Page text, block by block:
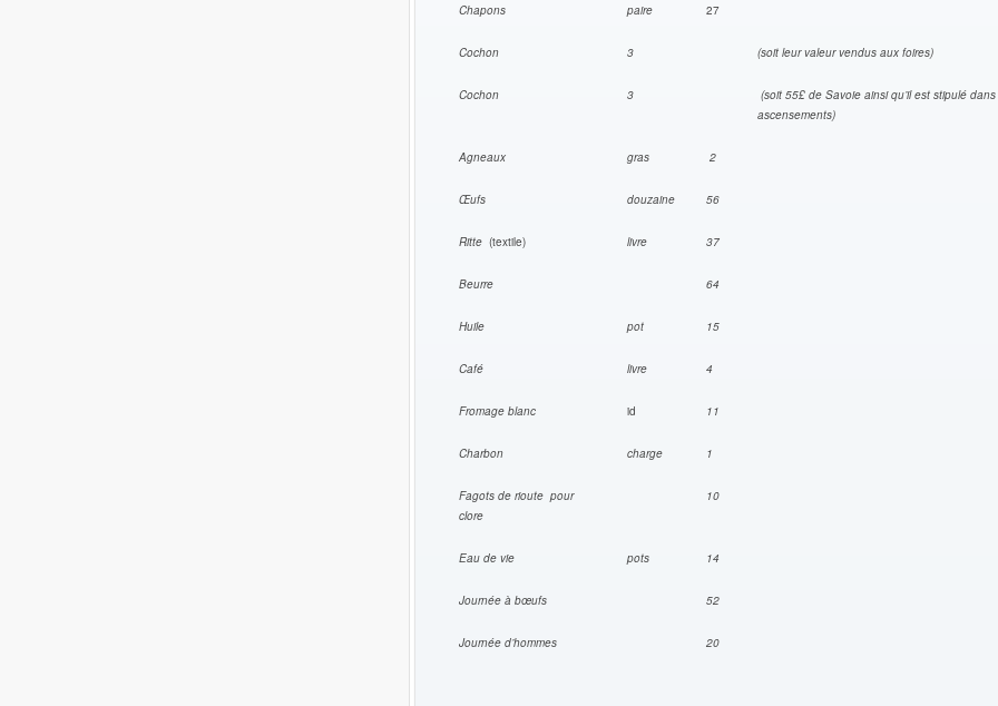
Chapons paire 27
Cochon 3 (soit leur valeur vendus aux foires)
Cochon 3
(soit 55£ de Savoie ainsi qu’il est stipulé
ascensements)
Agneaux gras 2
Œufs douzaine 56
Ritte (textile) livre 37
Beurre 64
Huile pot 15
Café livre 4
Fromage blanc id 11
Charbon charge 1
Fagots de rioute pour
clore
10
Eau de vie pots 14
Journée à bœufs 52
Journée d’hommes 20